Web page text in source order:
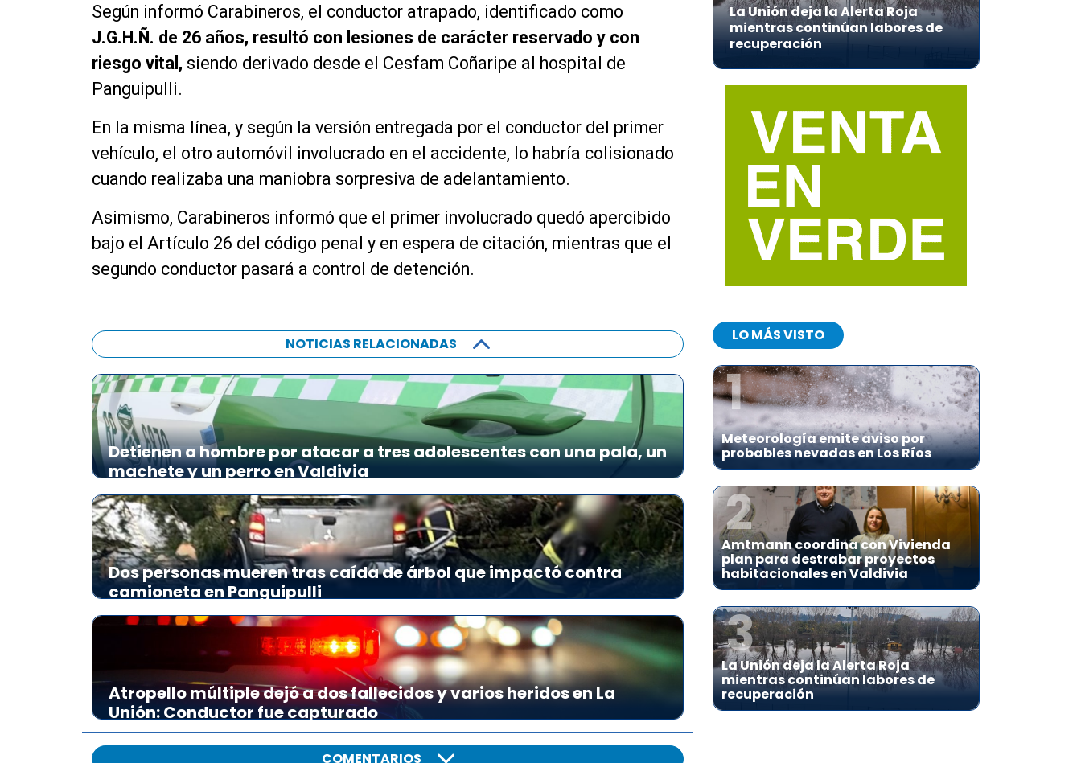
Según informó Carabineros, el conductor atrapado, identificado como
J.G.H.Ñ. de 26 años, resultó con lesiones de carácter reservado y con
riesgo vital, siendo derivado desde el Cesfam Coñaripe al hospital de
Panguipulli.
En la misma línea, y según la versión entregada por el conductor del primer
vehículo, el otro automóvil involucrado en el accidente, lo habría colisionado
cuando realizaba una maniobra sorpresiva de adelantamiento.
Asimismo, Carabineros informó que el primer involucrado quedó apercibido
bajo el Artículo 26 del código penal y en espera de citación, mientras que el
segundo conductor pasará a control de detención.
NOTICIAS RELACIONADAS
Detienen a hombre por atacar a tres adolescentes con una pala, un
machete y un perro en Valdivia
Dos personas mueren tras caída de árbol que impactó contra
camioneta en Panguipulli
Atropello múltiple dejó a dos fallecidos y varios heridos en La
Unión: Conductor fue capturado
COMENTARIOS
La Unión deja la Alerta Roja
mientras continúan labores de
recuperación
LO MÁS VISTO
1
Meteorología emite aviso por
probables nevadas en Los Ríos
2
Amtmann coordina con Vivienda
plan para destrabar proyectos
habitacionales en Valdivia
3
La Unión deja la Alerta Roja
mientras continúan labores de
recuperación